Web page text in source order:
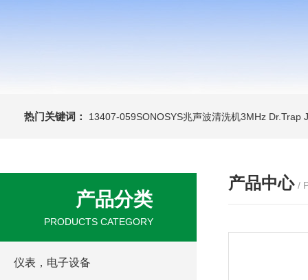
热门关键词： 13407-059SONOSYS兆声波清洗机3MHz Dr.Trap
产品分类
PRODUCTS CATEGORY
仪表，电子设备
产品中心 /